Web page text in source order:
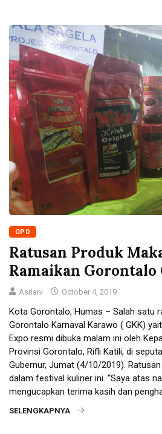
OPD
Ratusan Produk
Ramaikan
Asriani October 4, 2019
Kota Gorontalo, Humas – Salah satu
Gorontalo Karnaval Karawo ( GKK)
Expo resmi dibuka malam ini oleh
Provinsi Gorontalo, Rifli Katili, di
Gubernur, Jumat (4/10/2019).
dalam festival kuliner ini. “Saya atas
mengucapkan terima kasih dan
SELENGKAPNYA